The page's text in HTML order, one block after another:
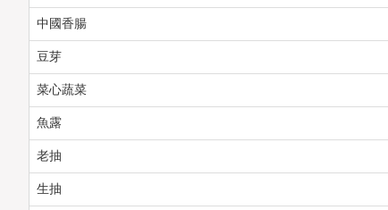
中國香腸
豆芽
菜心蔬菜
魚露
老抽
生抽